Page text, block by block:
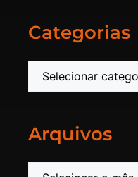
Categorias
Arquivos